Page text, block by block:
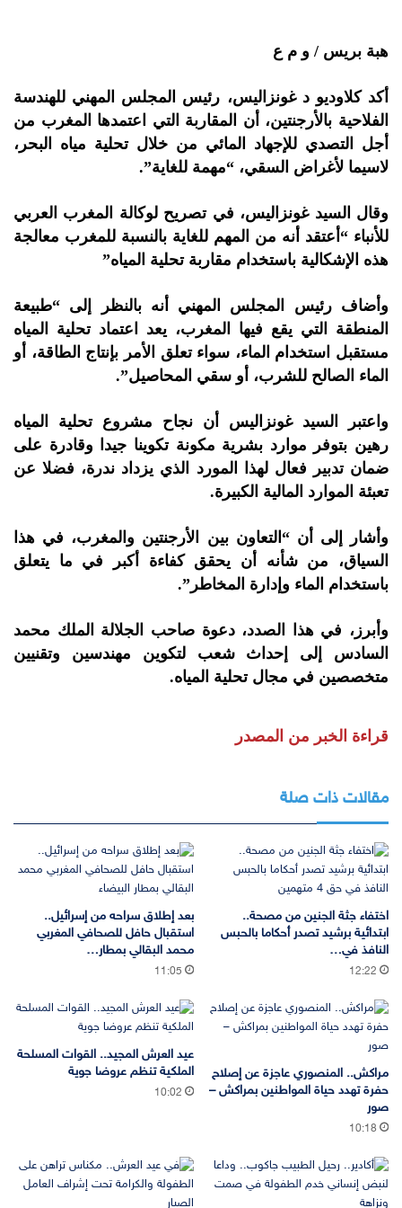
هبة بريس / و م ع
أكد كلاوديو د غونزاليس، رئيس المجلس المهني للهندسة
الفلاحية بالأرجنتين، أن المقاربة التي اعتمدها المغرب من
أجل التصدي للإجهاد المائي من خلال تحلية مياه البحر،
لاسيما لأغراض السقي، “مهمة للغاية”.
وقال السيد غونزاليس، في تصريح لوكالة المغرب العربي
للأنباء “أعتقد أنه من المهم للغاية بالنسبة للمغرب معالجة
هذه الإشكالية باستخدام مقاربة تحلية المياه”
وأضاف رئيس المجلس المهني أنه بالنظر إلى “طبيعة
المنطقة التي يقع فيها المغرب، يعد اعتماد تحلية المياه
مستقبل استخدام الماء، سواء تعلق الأمر بإنتاج الطاقة، أو
الماء الصالح للشرب، أو سقي المحاصيل”.
واعتبر السيد غونزاليس أن نجاح مشروع تحلية المياه
رهين بتوفر موارد بشرية مكونة تكوينا جيدا وقادرة على
ضمان تدبير فعال لهذا المورد الذي يزداد ندرة، فضلا عن
تعبئة الموارد المالية الكبيرة.
وأشار إلى أن “التعاون بين الأرجنتين والمغرب، في هذا
السياق، من شأنه أن يحقق كفاءة أكبر في ما يتعلق
باستخدام الماء وإدارة المخاطر”.
وأبرز، في هذا الصدد، دعوة صاحب الجلالة الملك محمد
السادس إلى إحداث شعب لتكوين مهندسين وتقنيين
متخصصين في مجال تحلية المياه.
قراءة الخبر من المصدر
مقالات ذات صلة
اختفاء جثة الجنين من مصحة..
ابتدائية برشيد تصدر أحكاما بالحبس
النافذ في…
12:22
بعد إطلاق سراحه من إسرائيل..
استقبال حافل للصحافي المغربي
محمد البقالي بمطار…
11:05
مراكش.. المنصوري عاجزة عن إصلاح
حفرة تهدد حياة المواطنين بمراكش –
صور
10:18
عيد العرش المجيد.. القوات المسلحة
الملكية تنظم عروضا جوية
10:02